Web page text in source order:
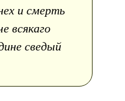
и смерть
всякаго
сведый